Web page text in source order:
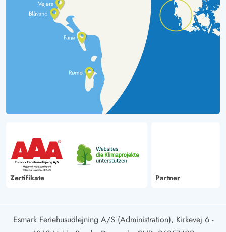
Zertifikate Partner
Esmark Feriehusudlejning A/S (Administration), Kirkevej 6 -